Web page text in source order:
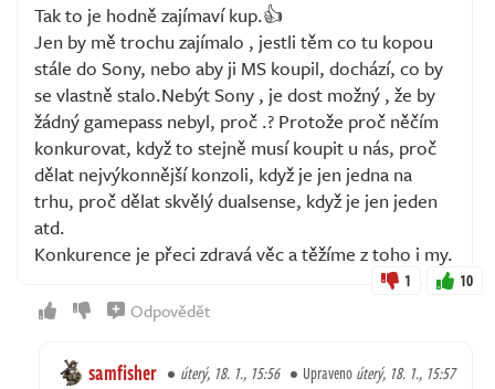
Tak to je hodně zajímaví kup.👍
Jen by mě trochu zajímalo , jestli těm co tu kopou
stále do Sony, nebo aby ji MS koupil, dochází, co by
se vlastně stalo.Nebýt Sony , je dost možný , že by
žádný gamepass nebyl, proč .? Protože proč něčím
konkurovat, když to stejně musí koupit u nás, proč
dělat nejvýkonnější konzoli, když je jen jedna na
trhu, proč dělat skvělý dualsense, když je jen jeden
atd.
Konkurence je přeci zdravá věc a těžíme z toho i my.
1 10
Odpovědět
samfisher úterý, 18. 1., 15:56 Upravenoúterý, 18. 1., 15:57